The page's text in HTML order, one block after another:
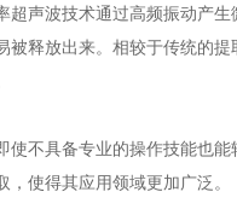
声波技术通过高频振动产
释放出来。相较于传统的提
不具备专业的操作技能也能
使得其应用领域更加广泛。